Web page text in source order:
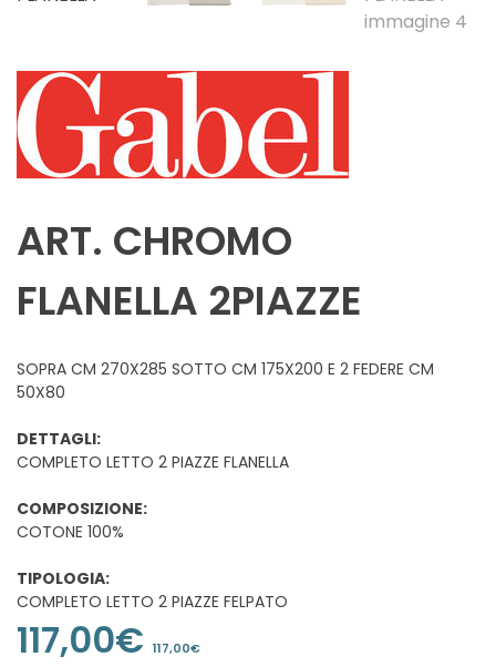
ART. CHROMO
FLANELLA 2PIAZZE
SOPRA CM 270X285 SOTTO CM 175X200 E 2 FEDERE CM
50X80
DETTAGLI:
COMPLETO LETTO 2 PIAZZE FLANELLA
COMPOSIZIONE:
COTONE 100%
TIPOLOGIA:
COMPLETO LETTO 2 PIAZZE FELPATO
117,00€ 117,00€